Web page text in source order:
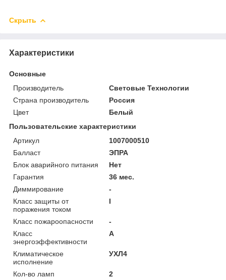
Скрыть
Характеристики
Основные
Производитель
Световые Технологии
Страна производитель
Россия
Цвет
Белый
Пользовательские характеристики
Артикул
1007000510
Балласт
ЭПРА
Блок аварийного питания
Нет
Гарантия
36 мес.
Диммирование
-
Класс защиты от
поражения током
I
Класс пожароопасности
-
Класс
энергоэффективности
A
Климатическое
исполнение
УХЛ4
Кол-во ламп
2